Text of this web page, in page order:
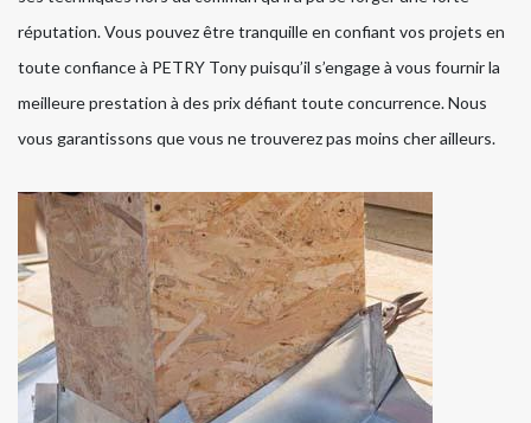
réputation. Vous pouvez être tranquille en confiant vos projets en
toute confiance à PETRY Tony puisqu’il s’engage à vous fournir la
meilleure prestation à des prix défiant toute concurrence. Nous
vous garantissons que vous ne trouverez pas moins cher ailleurs.